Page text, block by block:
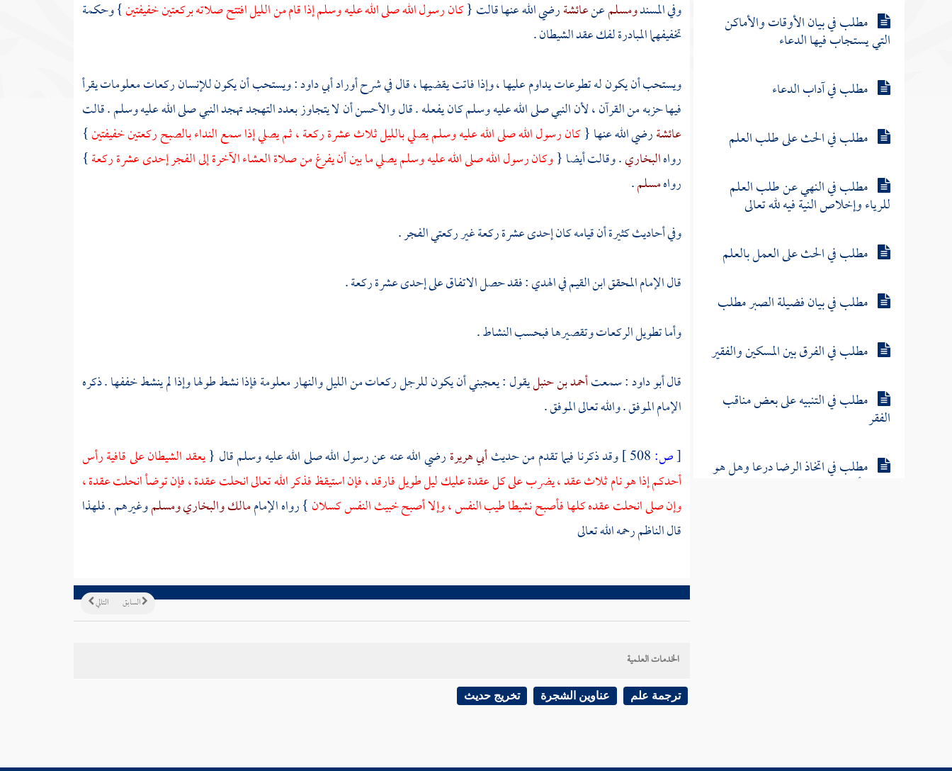
مطلب في بيان الأوقات والأماكن
التي يستجاب فيها الدعاء
مطلب في آداب الدعاء
مطلب في الحث على طلب العلم
مطلب في النهي عن طلب العلم
للرياء وإخلاص النية فيه لله تعالى
مطلب في الحث على العمل بالعلم
مطلب في بيان فضيلة الصبر مطلب
مطلب في الفرق بين المسكين والفقير
مطلب في التنبيه على بعض مناقب
الفقر
مطلب في اتخاذ الرضا درعا وهل هو
كسبي أو وهبي
وفي المسندومسلمعنعائشةرضي الله عنها قالت {كان رسول الله صلى الله عليه وسلم إذا قام من الليل افتتح صلاته بركعتين خفيفتين} وحكمة
تخفيفهما المبادرة لفك عقد الشيطان .
ويستحب أن يكون له تطوعات يداوم عليها ، وإذا فاتت يقضيها ، قال في شرح أورادأبي داود: ويستحب أن يكون للإنسان ركعات معلومات يقرأ
فيها حزبه من القرآن ، لأن النبي صلى الله عليه وسلم كان يفعله . قال والأحسن أن لا يتجاوز بعدد التهجد تهجد النبي صلى الله عليه وسلم . قالت
عائشةرضي الله عنها {كان رسول الله صلى الله عليه وسلم يصلي بالليل ثلاث عشرة ركعة ، ثم يصلي إذا سمع النداء بالصبح ركعتين خفيفتين}
رواهالبخاري. وقالت أيضا {وكان رسول الله صلى الله عليه وسلم يصلي ما بين أن يفرغ من صلاة العشاء الآخرة إلى الفجر إحدى عشرة ركعة}
رواهمسلم.
وفي أحاديث كثيرة أن قيامه كان إحدى عشرة ركعة غير ركعتي الفجر .
قال الإمام المحققابن القيمفي الهدي : فقد حصل الاتفاق على إحدى عشرة ركعة .
وأما تطويل الركعات وتقصيرها فبحسب النشاط .
قالأبو داود: سمعتأحمد بن حنبليقول : يعجبني أن يكون للرجل ركعات من الليل والنهار معلومة فإذا نشط طولها وإذا لم ينشط خففها . ذكره
الإمامالموفق. والله تعالى الموفق .
[ص: وقد ذكرنا فيما تقدم من حديثأبي هريرةرضي الله عنه عن رسول الله صلى الله عليه وسلم قال {يعقد الشيطان على قافية رأس
أحدكم إذا هو نام ثلاث عقد ، يضرب على كل عقدة عليك ليل طويل فارقد ، فإن استيقظ فذكر الله تعالى انحلت عقدة ، فإن توضأ انحلت عقدة ،
وإن صلى انحلت عقده كلها فأصبح نشيطا طيب النفس ، وإلا أصبح خبيث النفس كسلان} رواه الإماممالكوالبخاريومسلموغيرهم . فلهذا
قال الناظم رحمه الله تعالى
التالي السابق
الخدمات العلمية
ترجمة علم عناوين الشجرة تخريج حديث